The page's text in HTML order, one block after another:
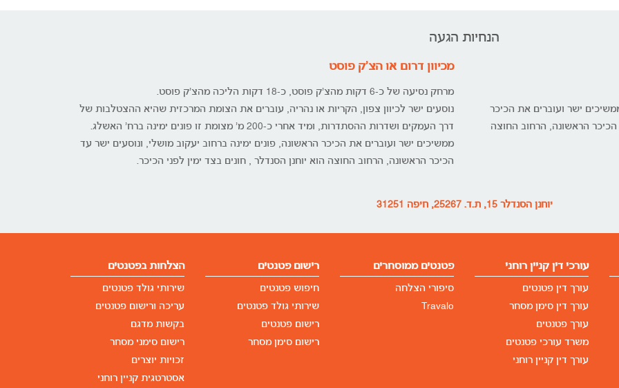
הנחיות הגעה
ישר ועוברים את הכיכר
הכיכר הראשונה, הרחוב החוצה
מכיוון דרום או הצ'ק פוסט
מרחק נסיעה של כ-6 דקות מהצ'ק פוסט, כ-18 דקות הליכה מהצ'ק פוסט.
נוסעים ישר לכיוון צפון, הקריות או נהריה, עוברים את הצומת המרכזית שהיא ההצטלבות של
דרך העמקים ושדרות ההסתדרות, ומיד אחרי כ-200 מ' מצומת זו פונים ימינה ברח' האשלג.
ממשיכים ישר ועוברים את הכיכר הראשונה, פונים ימינה ברחוב יעקוב מושלי, ונוסעים ישר עד
הכיכר הראשונה, הרחוב החוצה הוא יוחנן הסנדלר , חונים בצד ימין לפני הכיכר.
יוחנן הסנדלר 15, ת.ד. 25267, חיפה 31251
עורכי דין קניין רוחני
עורך דין פטנטים
עורך דין סימן מסחר
עורך פטנטים
משרד עורכי פטנטים
עורך דין קניין רוחני
פטנטים ממוסחרים
סיפורי הצלחה
Travalo
רישום פטנטים
חיפוש פטנטים
שירותי גולד פטנטים
רישום פטנטים
רישום סימן מסחר
הצלחות בפטנטים
שירותי גולד פטנטים
עריכה ורישום פטנטים
בקשות מדגם
רישום סימני מסחר
זכויות יוצרים
אסטרטגית קניין רוחני